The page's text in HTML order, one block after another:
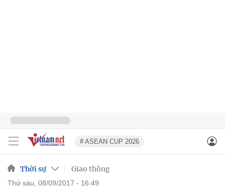
# ASEAN CUP 2026
Thời sự Giao thông
thứ sáu, 08/09/2017 - 16:49